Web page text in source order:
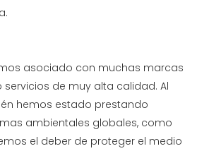
asociado con muchas marcas
de muy alta calidad. Al
hemos estado prestando
ambientales globales, como
el deber de proteger el medio